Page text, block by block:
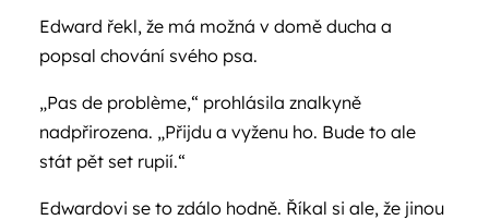
Edward řekl, že má možná v domě ducha a
popsal chování svého psa.
„Pas de problème,“ prohlásila znalkyně
nadpřirozena. „Přijdu a vyženu ho. Bude to ale
stát pět set rupií.“
Edwardovi se to zdálo hodně. Říkal si ale, že jinou